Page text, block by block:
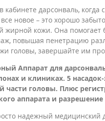
кабинете дарсонваль, когда
новое – это хорошо
жирной кожи. Она помогает
повышая пенетрацию
головы, завершайте им
Аппарат для
и клиниках. 5
части головы. Плюс
аппарата и
надежный медицинский